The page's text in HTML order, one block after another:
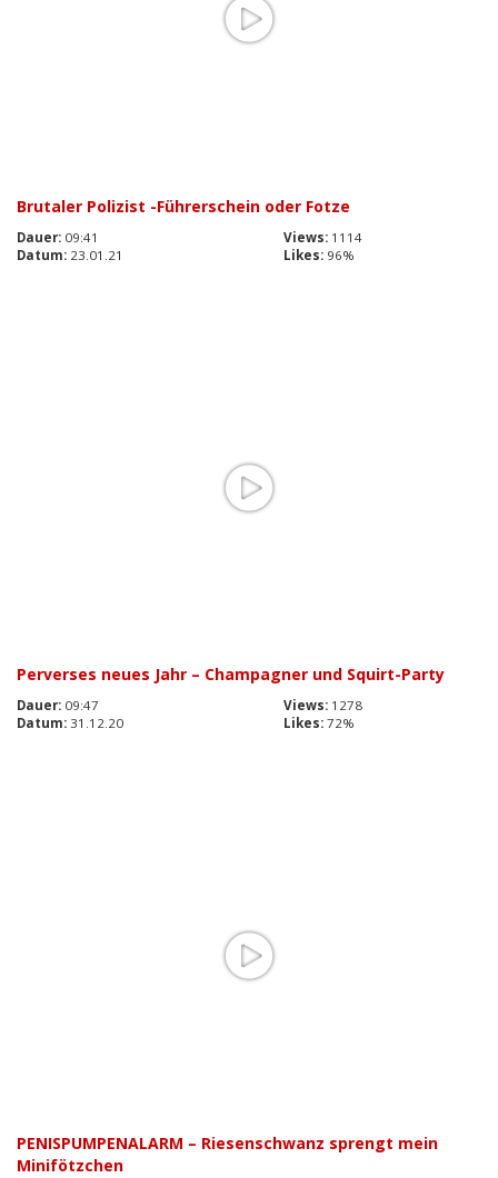
Brutaler Polizist -Führerschein oder Fotze
Dauer: 09:41 Views: 1114
Datum: 23.01.21 Likes: 96%
Perverses neues Jahr – Champagner und Squirt-Party
Dauer: 09:47 Views: 1278
Datum: 31.12.20 Likes: 72%
PENISPUMPENALARM – Riesenschwanz sprengt mein
Minifötzchen